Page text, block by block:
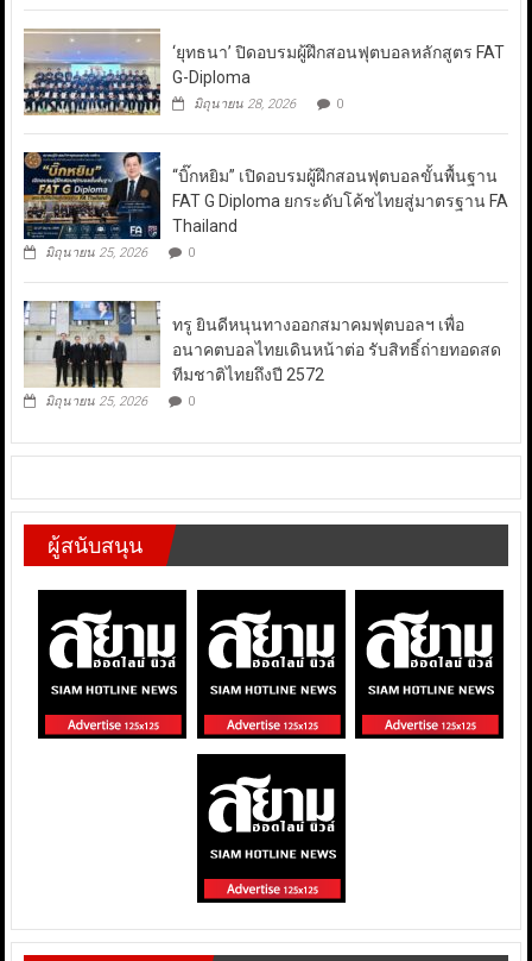
‘ยุทธนา’ ปิดอบรมผู้ฝึกสอนฟุตบอลหลักสูตร FAT
G-Diploma
มิถุนายน 28, 2026 0
“บิ๊กหยิม” เปิดอบรมผู้ฝึกสอนฟุตบอลขั้นพื้นฐาน
FAT G Diploma ยกระดับโค้ชไทยสู่มาตรฐาน FA
Thailand
มิถุนายน 25, 2026 0
ทรู ยินดีหนุนทางออกสมาคมฟุตบอลฯ เพื่อ
อนาคตบอลไทยเดินหน้าต่อ รับสิทธิ์ถ่ายทอดสด
ทีมชาติไทยถึงปี 2572
มิถุนายน 25, 2026 0
ผู้สนับสนุน